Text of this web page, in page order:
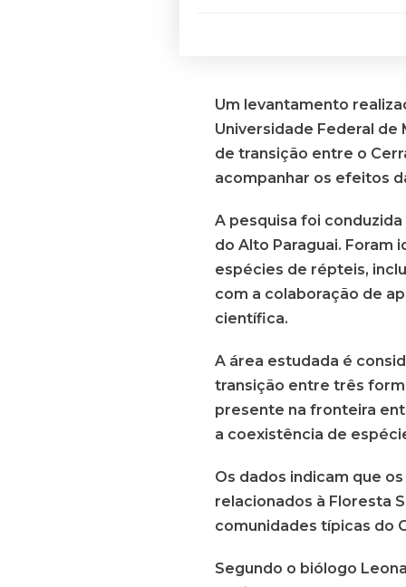
Um levantamento
Universidade Federal de
de transição entre o
acompanhar os efeitos
A pesquisa foi conduzida
do Alto Paraguai. Foram
espécies de répteis,
com a colaboração de
científica.
A área estudada é
transição entre três
presente na fronteira
a coexistência de
Os dados indicam que
relacionados à Floresta
comunidades típicas do
Segundo o biólogo